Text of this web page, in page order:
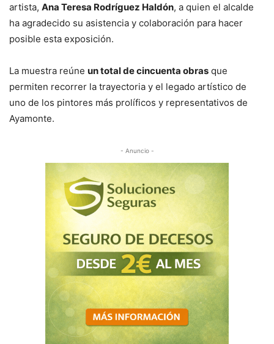
artista, Ana Teresa Rodríguez Haldón, a quien el alcalde
ha agradecido su asistencia y colaboración para hacer
posible esta exposición.
La muestra reúne un total de cincuenta obras que
permiten recorrer la trayectoria y el legado artístico de
uno de los pintores más prolíficos y representativos de
Ayamonte.
- Anuncio -